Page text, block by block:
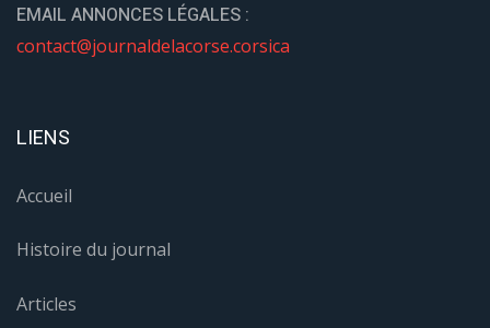
EMAIL ANNONCES LÉGALES :
contact@journaldelacorse.corsica
LIENS
Accueil
Histoire du journal
Articles